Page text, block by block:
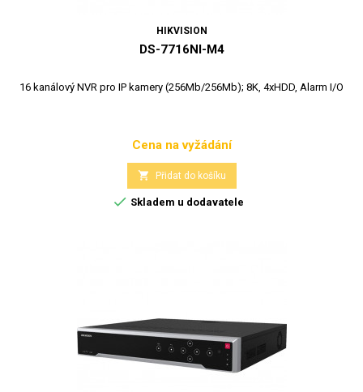
HIKVISION
DS-7716NI-M4
16 kanálový NVR pro IP kamery (256Mb/256Mb); 8K, 4xHDD, Alarm I/O
Cena
Cena na vyžádání
 Přidat do košíku
 Skladem u dodavatele